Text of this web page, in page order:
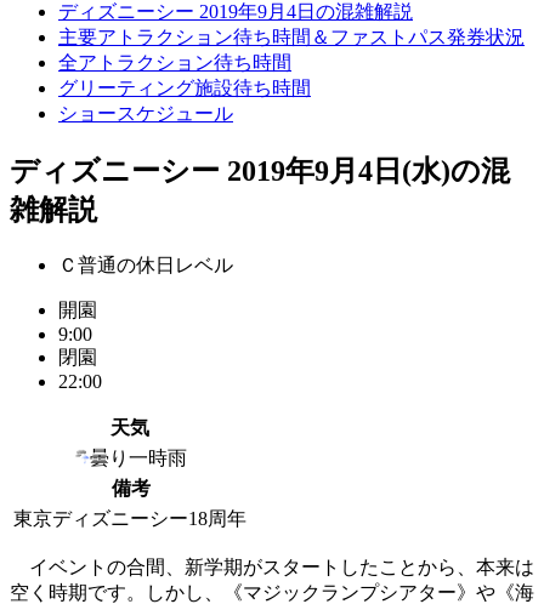
ディズニーシー 2019年9月4日の混雑解説
主要アトラクション待ち時間＆ファストパス発券状況
全アトラクション待ち時間
グリーティング施設待ち時間
ショースケジュール
ディズニーシー 2019年9月4日(水)の混
雑解説
Ｃ普通の休日レベル
開園
9:00
閉園
22:00
天気
曇り一時雨
備考
東京ディズニーシー18周年
イベントの合間、新学期がスタートしたことから、本来は
空く時期です。しかし、《マジックランプシアター》や《海